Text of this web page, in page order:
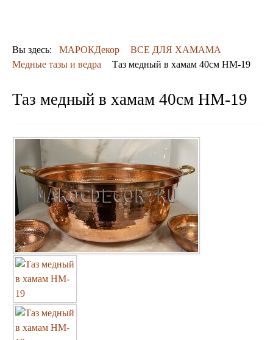
Люстры марокканские
Люстры из мозаики
Бра
Марокканские
Марокканские светильники
Бра со стеклом
Настольные лампы
ПОСУДА
ДОСТАВКА
Вы здесь: МАРОКДекор
ВСЕ ДЛЯ ХАМАМА
Медные тазы и ведра
Таз медный в хамам 40см HM-19
Таз медный в хамам 40см HM-19